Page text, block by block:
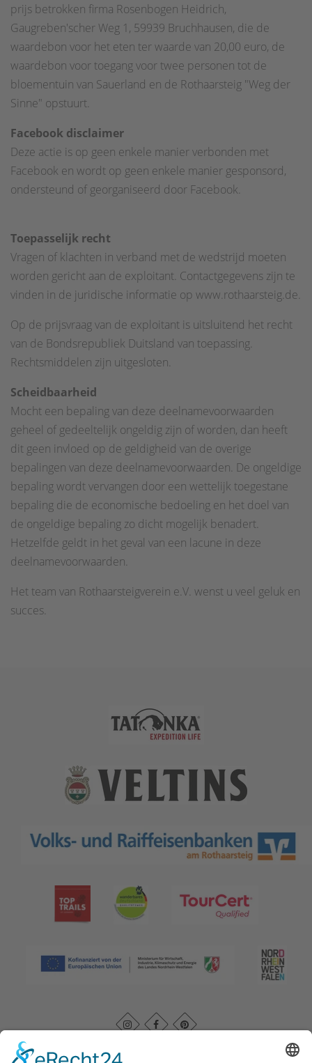
prijs betrokken firma Rosenbogen Heidrich,
Gaugreben'scher Weg 1, 59939 Bruchhausen, die de
waardebon voor het eten ter waarde van 20,00 euro, de
waardebon voor toegang voor twee personen tot de
bloementuin van Sauerland en de Rothaarsteig "Weg der
Sinne" opstuurt.
Facebook disclaimer
Deze actie is op geen enkele manier verbonden met
Facebook en wordt op geen enkele manier gesponsord,
ondersteund of georganiseerd door Facebook.
Toepasselijk recht
Vragen of klachten in verband met de wedstrijd moeten
worden gericht aan de exploitant. Contactgegevens zijn te
vinden in de juridische informatie op www.rothaarsteig.de.
Op de prijsvraag van de exploitant is uitsluitend het recht
van de Bondsrepubliek Duitsland van toepassing.
Rechtsmiddelen zijn uitgesloten.
Scheidbaarheid
Mocht een bepaling van deze deelnamevoorwaarden
geheel of gedeeltelijk ongeldig zijn of worden, dan heeft
dit geen invloed op de geldigheid van de overige
bepalingen van deze deelnamevoorwaarden. De ongeldige
bepaling wordt vervangen door een wettelijk toegestane
bepaling die de economische bedoeling en het doel van
de ongeldige bepaling zo dicht mogelijk benadert.
Hetzelfde geldt in het geval van een lacune in deze
deelnamevoorwaarden.
Het team van Rothaarsteigverein e.V. wenst u veel geluk en
succes.